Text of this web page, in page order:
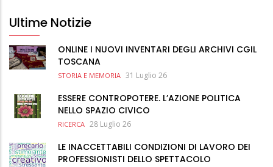
Ultime Notizie
ONLINE I NUOVI INVENTARI DEGLI ARCHIVI CGIL
TOSCANA
STORIA E MEMORIA 31 Luglio 26
ESSERE CONTROPOTERE. L’AZIONE POLITICA
NELLO SPAZIO CIVICO
RICERCA 28 Luglio 26
LE INACCETTABILI CONDIZIONI DI LAVORO DEI
PROFESSIONISTI DELLO SPETTACOLO